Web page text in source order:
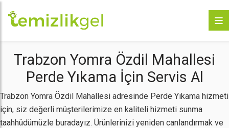
Trabzon Yomra Özdil Mahallesi
Perde Yıkama İçin Servis Al
Trabzon Yomra Özdil Mahallesi adresinde Perde Yıkama hizmeti
için, siz değerli müşterilerimize en kaliteli hizmeti sunma
taahhüdümüzle buradayız. Ürünlerinizi yeniden canlandırmak ve